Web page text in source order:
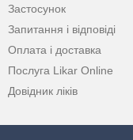
Застосунок
Запитання і відповіді
Оплата і доставка
Послуга Likar Online
Довідник ліків